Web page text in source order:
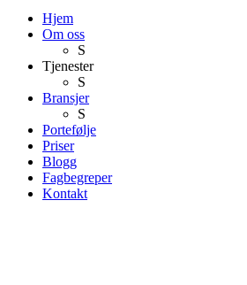
Hjem
Om oss
S
Tjenester
S
Bransjer
S
Portefølje
Priser
Blogg
Fagbegreper
Kontakt